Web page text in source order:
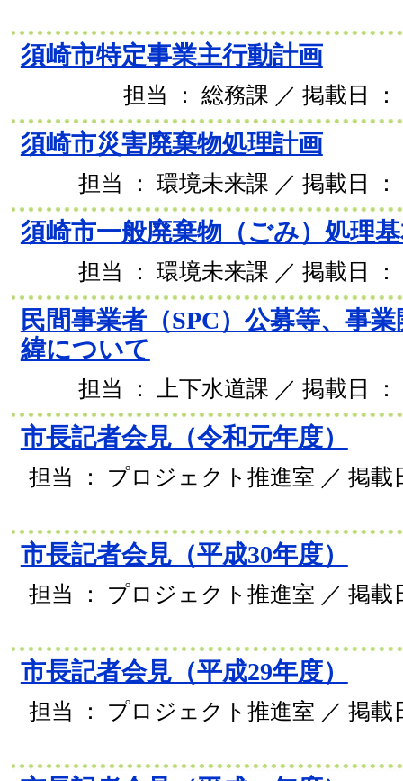
須崎市特定事業主行動計画
担当 ： 総務課 ／ 掲載日
須崎市災害廃棄物処理計画
担当 ： 環境未来課 ／ 掲載日 ：
須崎市一般廃棄物（ごみ）処理
担当 ： 環境未来課 ／ 掲載日 ：
民間事業者（SPC）公募等、事
緯について
担当 ： 上下水道課 ／ 掲載日 ：
市長記者会見（令和元年度）
担当 ： プロジェクト推進室 ／ 掲載
市長記者会見（平成30年度）
担当 ： プロジェクト推進室 ／ 掲載
市長記者会見（平成29年度）
担当 ： プロジェクト推進室 ／ 掲載